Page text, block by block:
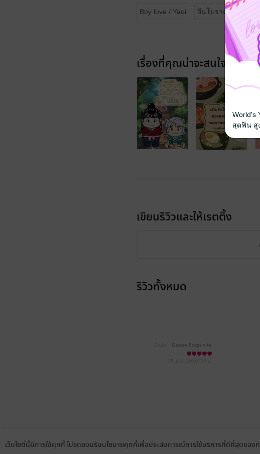
Boy love / Yaoi จีนโบราณ โรแ
เรื่องที่คุณน่าจะสนใจ
เขียนรีวิวและให้เรตติ้ง
รีวิวทั้งหมด
Goose Exquisite
เว็บไซต์นี้มีการใช้คุกกี้ โปรดยอมรับนโยบายคุกกี้เพื่อประสบการณ์การใช้บริการที่ดีที่สุดข
World's
สุดฟิน สู